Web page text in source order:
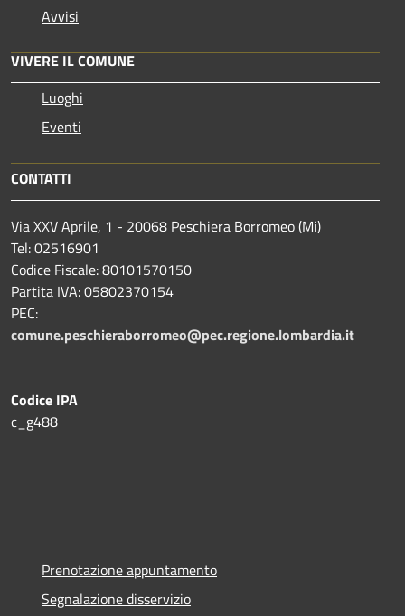
Avvisi
VIVERE IL COMUNE
Luoghi
Eventi
CONTATTI
Via XXV Aprile, 1 - 20068 Peschiera Borromeo (Mi)
Tel: 02516901
Codice Fiscale: 80101570150
Partita IVA: 05802370154
PEC:
comune.peschieraborromeo@pec.regione.lombardia.it
Codice IPA
c_g488
Prenotazione appuntamento
Segnalazione disservizio